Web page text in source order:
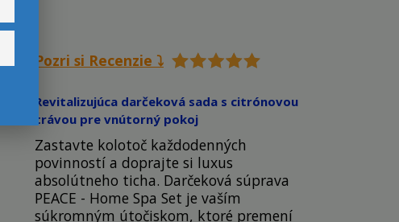
Pozri si Recenzie ⤵️
Revitalizujúca darčeková sada s citrónovou
trávou pre vnútorný pokoj
Zastavte kolotoč každodenných
povinností a doprajte si luxus
absolútneho ticha. Darčeková súprava
PEACE - Home Spa Set je vaším
súkromným útočiskom, ktoré premení